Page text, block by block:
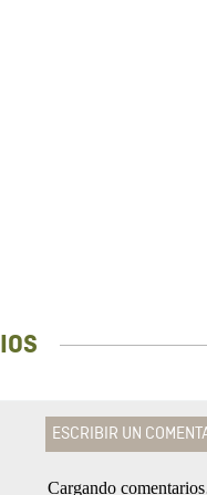
ESCRIBIR UN
Cargando